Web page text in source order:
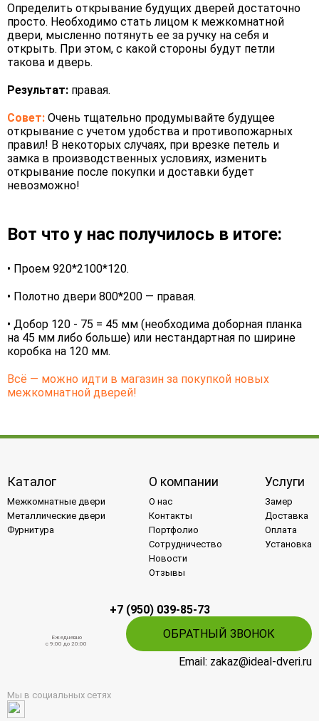
Определить открывание будущих дверей достаточно
просто. Необходимо стать лицом к межкомнатной
двери, мысленно потянуть ее за ручку на себя и
открыть. При этом, с какой стороны будут петли
такова и дверь.
Результат: правая.
Совет: Очень тщательно продумывайте будущее
открывание с учетом удобства и противопожарных
правил! В некоторых случаях, при врезке петель и
замка в производственных условиях, изменить
открывание после покупки и доставки будет
невозможно!
Вот что у нас получилось в итоге:
• Проем 920*2100*120.
• Полотно двери 800*200 — правая.
• Добор 120 - 75 = 45 мм (необходима доборная планка
на 45 мм либо больше) или нестандартная по ширине
коробка на 120 мм.
Всё — можно идти в магазин за покупкой новых
межкомнатной дверей!
Каталог
Межкомнатные двери
Металлические двери
Фурнитура
О компании
О нас
Контакты
Портфолио
Сотрудничество
Новости
Отзывы
Услуги
Замер
Доставка
Оплата
Установка
+7 (950) 039-85-73
Ежедневно
c 9:00 до 20:00
ОБРАТНЫЙ ЗВОНОК
Email: zakaz@ideal-dveri.ru
Мы в социальных сетях